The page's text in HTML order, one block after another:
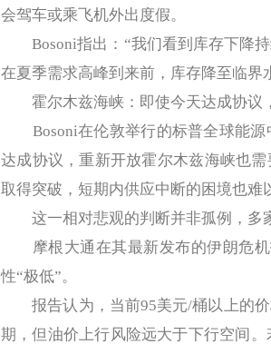
会驾车或乘飞机外出度假。
Bosoni指出：“我们看到库存下降
在夏季需求高峰到来前，库存降至临界
霍尔木兹海峡：即使今天达成协议
Bosoni在伦敦举行的标普全球能源
达成协议，重新开放霍尔木兹海峡也
取得突破，短期内供应中断的困境也难
这一相对悲观的判断并非孤例，多
摩根大通在其最新发布的伊朗危机
性“极低”。
报告认为，当前95美元/桶以上的价
期，但油价上行风险远大于下行空间